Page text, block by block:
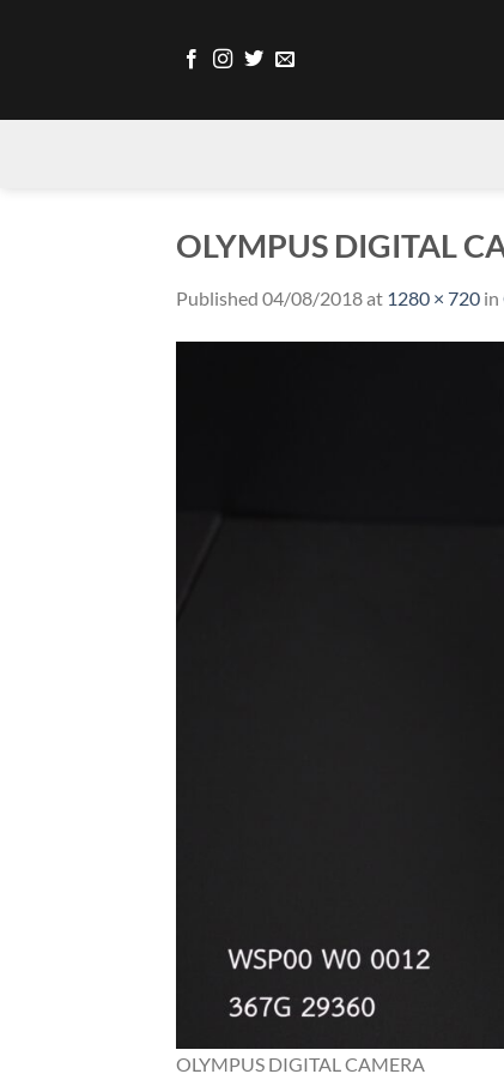
OLYMPUS DIGITAL
Published 04/08/2018at 1280 × 720 in
OLYMPUS DIGITAL CAMERA